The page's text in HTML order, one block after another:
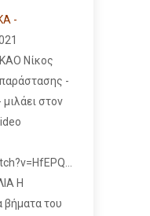
-
Νίκος
-
στον
Η
του